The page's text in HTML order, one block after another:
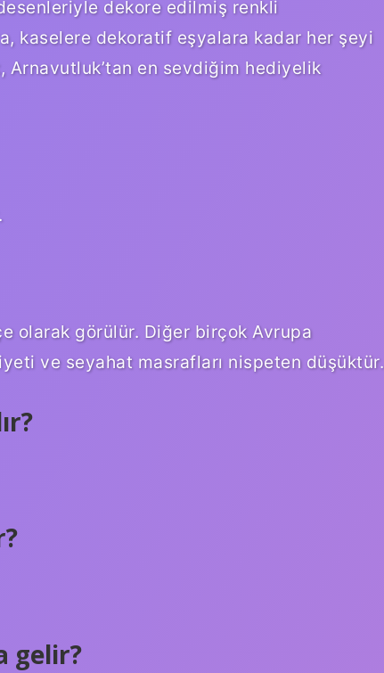
dekore edilmiş renkli
kaselere dekoratif eşyalara kadar her şeyi
Arnavutluk’tan en sevdiğim hediyelik
olarak görülür. Diğer birçok Avrupa
ve seyahat masrafları nispeten düşüktür.
gelir?